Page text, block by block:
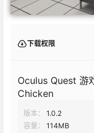
下载权限
Oculus Quest 游
Chicken
版本：
1.0.2
容量：
114MB